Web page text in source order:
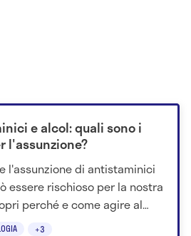
+3
e alcol: quali sono i
l'assunzione?
l'assunzione di antistaminici
essere rischioso per la nostra
perché e come agire al
questa condizione.